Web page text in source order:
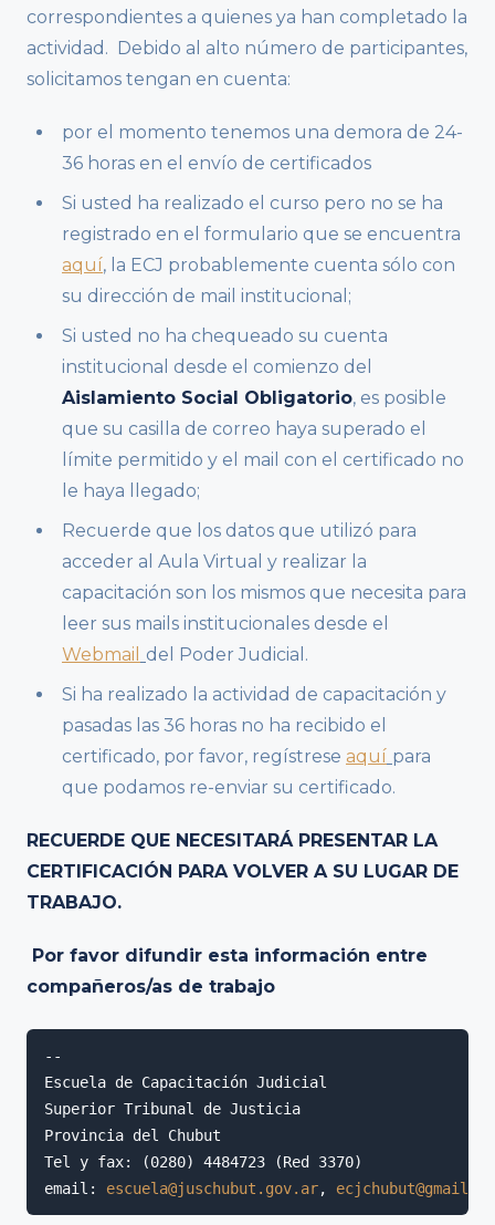
correspondientes a quienes ya han completado la
actividad. Debido al alto número de participantes,
solicitamos tengan en cuenta:
por el momento tenemos una demora de 24-
36 horas en el envío de certificados
Si usted ha realizado el curso pero no se ha
registrado en el formulario que se encuentra
aquí, la ECJ probablemente cuenta sólo con
su dirección de mail institucional;
Si usted no ha chequeado su cuenta
institucional desde el comienzo del
Aislamiento Social Obligatorio, es posible
que su casilla de correo haya superado el
límite permitido y el mail con el certificado no
le haya llegado;
Recuerde que los datos que utilizó para
acceder al Aula Virtual y realizar la
capacitación son los mismos que necesita para
leer sus mails institucionales desde el
Webmail
del Poder Judicial.
Si ha realizado la actividad de capacitación y
pasadas las 36 horas no ha recibido el
certificado, por favor, regístrese aquí para
que podamos re-enviar su certificado.
RECUERDE QUE NECESITARÁ PRESENTAR LA
CERTIFICACIÓN PARA VOLVER A SU LUGAR DE
TRABAJO.
Por favor difundir esta información entre
compañeros/as de trabajo
--
Escuela de Capacitación Judicial
Superior Tribunal de Justicia
Provincia del Chubut
Tel y fax: (0280) 4484723 (Red 3370)
email: escuela@juschubut.gov.ar,